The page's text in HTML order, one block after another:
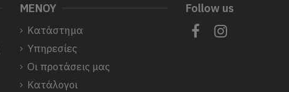
ΜΕΝΟΥ
Κατάστημα
Υπηρεσίες
Οι προτάσεις μας
Κατάλογοι
Follow us